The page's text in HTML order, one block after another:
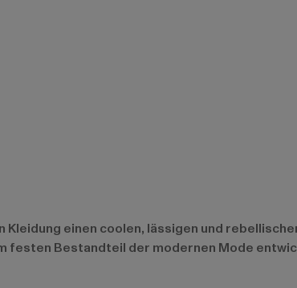
einen coolen, lässigen und
festen Bestandteil der modernen Mode